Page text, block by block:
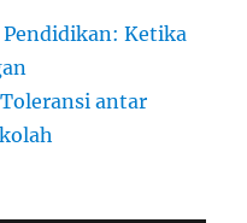
Ketika
antar